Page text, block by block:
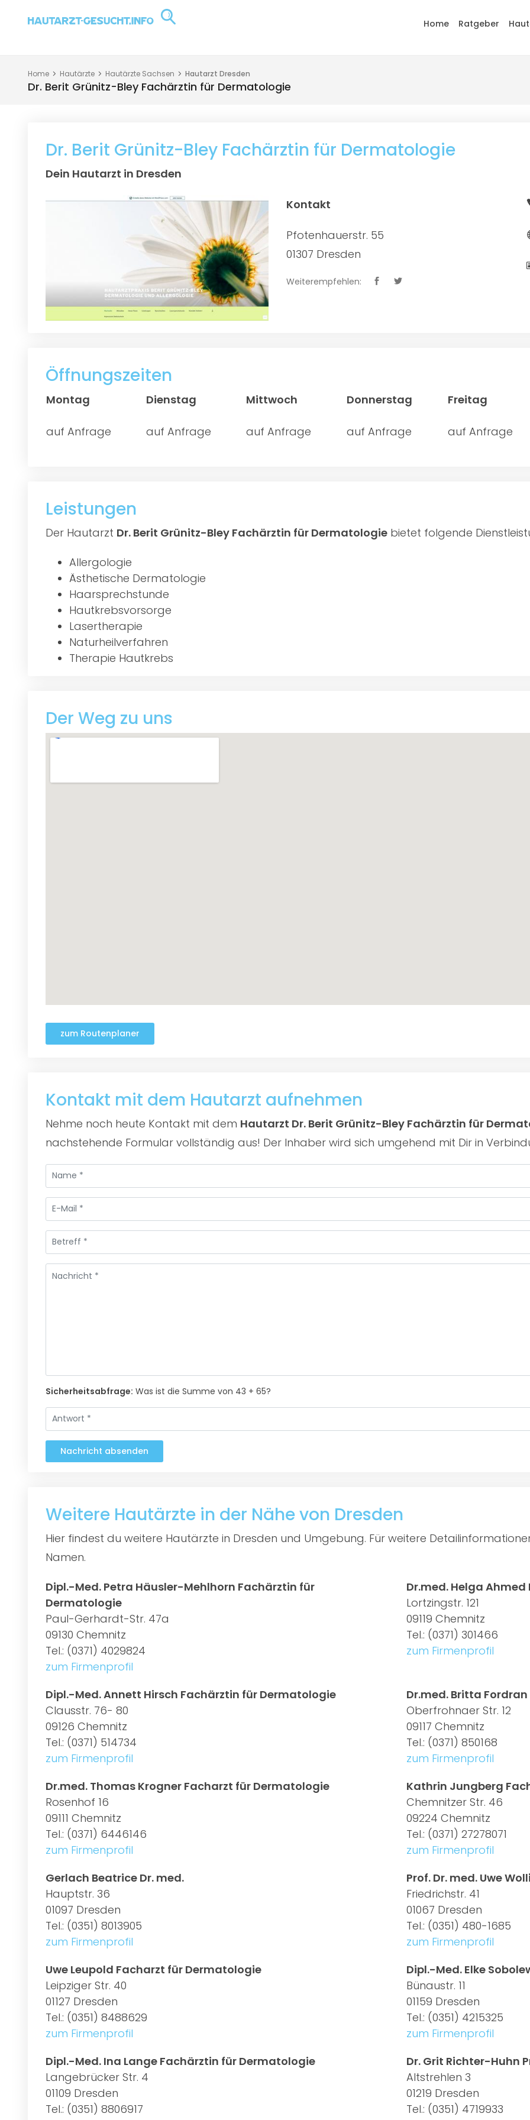
Home Ratgeber
Home Hautärzte Hautärzte Sachsen Hautarzt Dresden
Dr. Berit Grünitz-Bley Fachärztin für Dermatologie
Dr. Berit Grünitz-Bley Fachärztin für Dermatologie
Dein Hautarzt in Dresden
Kontakt
Pfotenhauerstr. 55
01307 Dresden
Weiterempfehlen:
Öffnungszeiten
Montag Dienstag Mittwoch Donnerstag Freitag
auf Anfrage auf Anfrage auf Anfrage auf Anfrage auf Anfrage
Leistungen
Der Hautarzt Dr. Berit Grünitz-Bley Fachärztin für Dermatologie bietet folgende
Allergologie
Ästhetische Dermatologie
Haarsprechstunde
Hautkrebsvorsorge
Lasertherapie
Naturheilverfahren
Therapie Hautkrebs
Der Weg zu uns
zum Routenplaner
Kontakt mit dem Hautarzt aufnehmen
Nehme noch heute Kontakt mit dem Hautarzt Dr. Berit Grünitz-Bley Fachärztin für
nachstehende Formular vollständig aus! Der Inhaber wird sich umgehend mit Dir in
Sicherheitsabfrage: Was ist die Summe von 43 + 65?
Nachricht absenden
Weitere Hautärzte in der Nähe von Dresden
Hier findest du weitere Hautärzte in Dresden und Umgebung. Für weitere
Namen.
Dipl.-Med. Petra Häusler-Mehlhorn Fachärztin für
Dermatologie
Paul-Gerhardt-Str. 47a
09130 Chemnitz
Tel.: (0371) 4029824
zum Firmenprofil
Dr.med. Helga
Lortzingstr. 121
09119 Chemnitz
Tel.: (0371) 301466
zum Firmenprofil
Dipl.-Med. Annett Hirsch Fachärztin für Dermatologie
Clausstr. 76- 80
09126 Chemnitz
Tel.: (0371) 514734
zum Firmenprofil
Dr.med. Britta
Oberfrohnaer Str. 12
09117 Chemnitz
Tel.: (0371) 850168
zum Firmenprofil
Dr.med. Thomas Krogner Facharzt für Dermatologie
Rosenhof 16
09111 Chemnitz
Tel.: (0371) 6446146
zum Firmenprofil
Kathrin Jungberg
Chemnitzer Str. 46
09224 Chemnitz
Tel.: (0371) 27278071
zum Firmenprofil
Gerlach Beatrice Dr. med.
Hauptstr. 36
01097 Dresden
Tel.: (0351) 8013905
zum Firmenprofil
Prof. Dr. med. Uwe
Friedrichstr. 41
01067 Dresden
Tel.: (0351) 480-1685
zum Firmenprofil
Uwe Leupold Facharzt für Dermatologie
Leipziger Str. 40
01127 Dresden
Tel.: (0351) 8488629
zum Firmenprofil
Dipl.-Med. Elke
Bünaustr. 11
01159 Dresden
Tel.: (0351) 4215325
zum Firmenprofil
Dipl.-Med. Ina Lange Fachärztin für Dermatologie
Langebrücker Str. 4
01109 Dresden
Tel.: (0351) 8806917
Dr. Grit Richter-Huhn
Altstrehlen 3
01219 Dresden
Tel.: (0351) 4719933